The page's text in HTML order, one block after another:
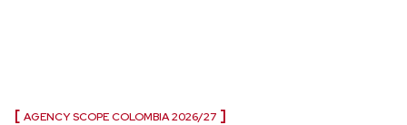
AGENCY SCOPE COLOMBIA 2026/27